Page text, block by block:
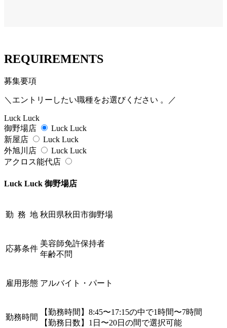
REQUIREMENTS
募集要項
＼エントリーしたい職種をお選びください 。／
Luck Luck
御野場店
Luck Luck
新屋店
Luck Luck
外旭川店
Luck Luck
アクロス能代店
Luck Luck 御野場店
勤 務 地 秋田県秋田市御野場
応募条件
美容師免許保持者
年齢不問
雇用形態 アルバイト・パート
勤務時間
【勤務時間】8:45〜17:15の中で1時間〜7時間
【勤務日数】1日〜20日の間で選択可能